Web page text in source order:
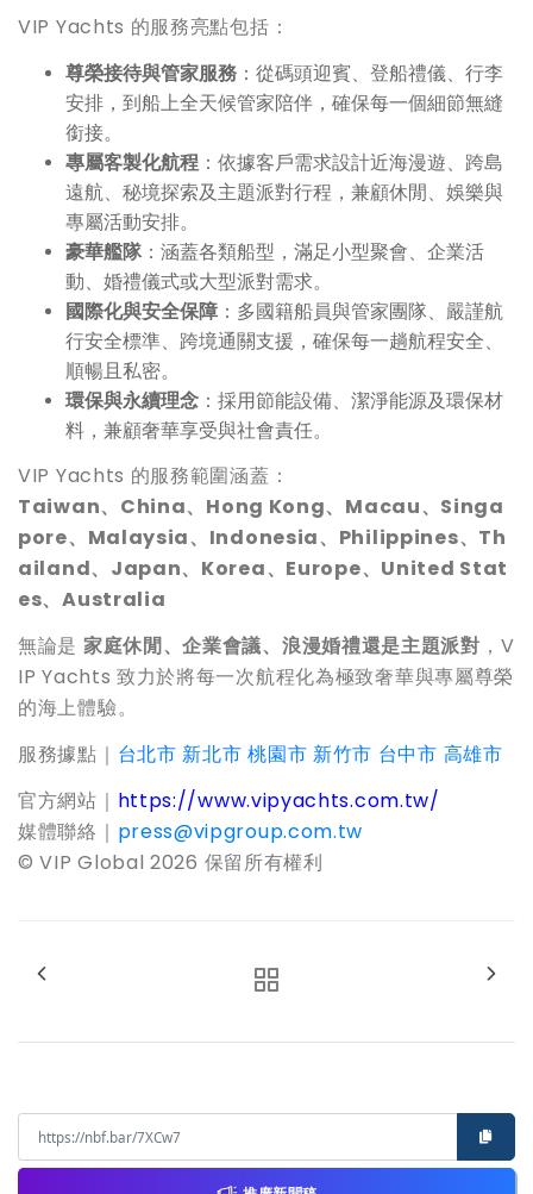
VIP Yachts 的服務亮點包括：
尊榮接待與管家服務 ：從碼頭迎賓、登船禮儀、行李
安排，到船上全天候管家陪伴，確保每一個細節無縫
銜接。
專屬客製化航程 ：依據客戶需求設計近海漫遊、跨島
遠航、秘境探索及主題派對行程，兼顧休閒、娛樂與
專屬活動安排。
豪華艦隊：涵蓋各類船型，滿足小型聚會、企業活
動、婚禮儀式或大型派對需求。
國際化與安全保障 ：多國籍船員與管家團隊、嚴謹航
行安全標準、跨境通關支援，確保每一趟航程安全、
順暢且私密。
環保與永續理念 ：採用節能設備、潔淨能源及環保材
料，兼顧奢華享受與社會責任。
VIP Yachts 的服務範圍涵蓋：
Taiwan、China、Hong Kong、Macau、Singa
pore、Malaysia、Indonesia、Philippines、Th
ailand、Japan、Korea、Europe、United Stat
es、Australia
無論是 家庭休閒、企業會議、浪漫婚禮還是主題派對 ，V
IP Yachts 致力於將每一次航程化為極致奢華與專屬尊榮
的海上體驗。
服務據點｜ 台北市 新北市 桃園市 新竹市 台中市 高雄市
官方網站｜ https://www.vipyachts.com.tw/
媒體聯絡｜ press@vipgroup.com.tw
© VIP Global 2026 保留所有權利